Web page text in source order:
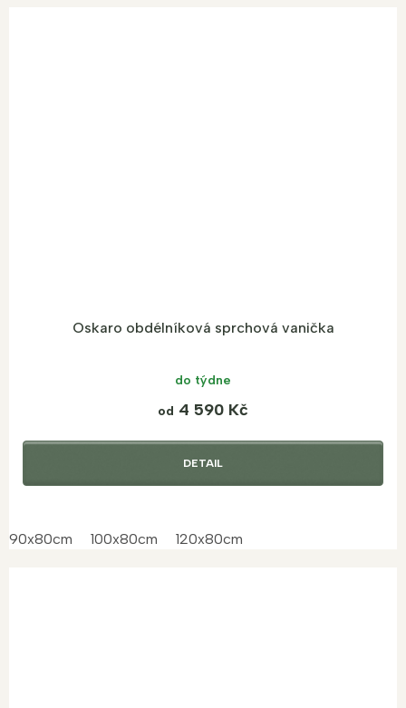
Oskaro obdélníková sprchová vanička
do týdne
od 4 590 Kč
DETAIL
90x80cm 100x80cm 120x80cm